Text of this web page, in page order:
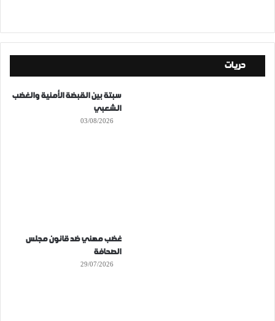
حريات
سبتة بين القبضة الأمنية والغضب
الشعبي
03/08/2026
غضب مهني ضد قانون مجلس
الصحافة
29/07/2026